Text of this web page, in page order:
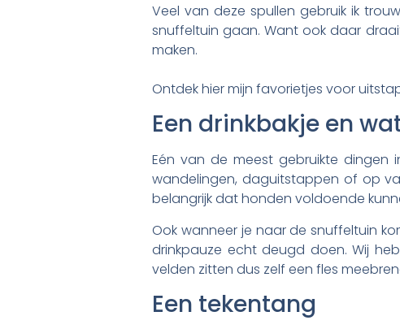
Veel van deze spullen gebruik ik
snuffeltuin gaan. Want ook daar
maken.
Ontdek hier mijn favorietjes voor
Een drinkbakje en
Eén van de meest gebruikte dingen
wandelingen, daguitstappen of op
belangrijk dat honden voldoende
Ook wanneer je naar de snuffeltuin
drinkpauze echt deugd doen. Wij
velden zitten dus zelf een fles
Een tekentang